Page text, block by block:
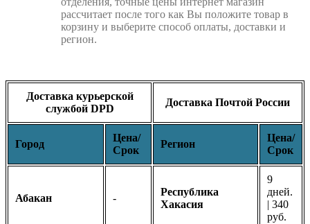
рассчитает после того как Вы положите товар в
корзину и выберите способ оплаты, доставки и
регион.
Доставка курьерской
службой DPD
Доставка Почтой России
Город
Цена/
Срок
Регион
Цена/
Срок
Абакан -
Республика
Хакасия
9
дней.
| 340
руб.